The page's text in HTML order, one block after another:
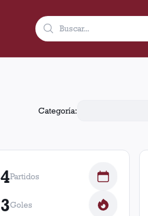
Categoría:
4Partidos
3Goles